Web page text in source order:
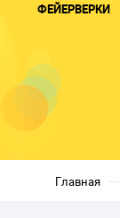
ФЕЙЕРВЕРКИ
Главная